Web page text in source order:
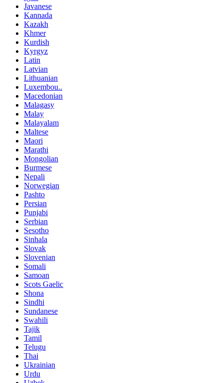
Javanese
Kannada
Kazakh
Khmer
Kurdish
Kyrgyz
Latin
Latvian
Lithuanian
Luxembou..
Macedonian
Malagasy
Malay
Malayalam
Maltese
Maori
Marathi
Mongolian
Burmese
Nepali
Norwegian
Pashto
Persian
Punjabi
Serbian
Sesotho
Sinhala
Slovak
Slovenian
Somali
Samoan
Scots Gaelic
Shona
Sindhi
Sundanese
Swahili
Tajik
Tamil
Telugu
Thai
Ukrainian
Urdu